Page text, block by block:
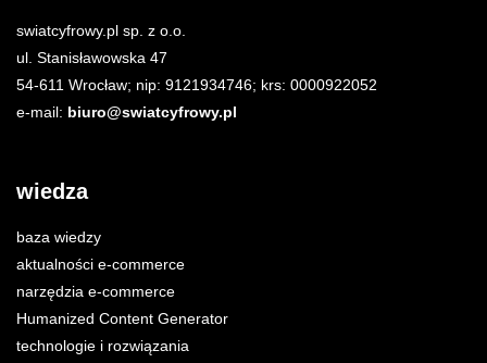
swiatcyfrowy.pl sp. z o.o.
ul. Stanisławowska 47
54-611 Wrocław; nip: 9121934746; krs: 0000922052
e-mail: biuro@swiatcyfrowy.pl
wiedza
baza wiedzy
aktualności e-commerce
narzędzia e-commerce
Humanized Content Generator
technologie i rozwiązania